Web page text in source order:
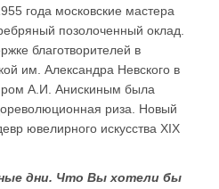
года московские мастера
позолоченный оклад.
благотворителей в
им. Александра Невского в
А.И. Анискиным была
риза. Новый
ювелирного искусства XIX
дни. Что Вы хотели бы